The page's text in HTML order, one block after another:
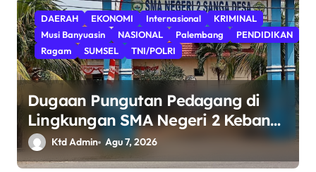
DAERAH EKONOMI Internasional
KRIMINAL
Musi Banyuasin
NASIONAL Palembang
PENDIDIKAN
Ragam
SUMSEL TNI/POLRI
Dugaan Pungutan Pedagang di
Lingkungan SMA Negeri 2 Keban
II Sanga Desa Harus Diusut
Tuntas: Ujian Integritas Tata Kelola
Ktd Admin Agu 7, 2026